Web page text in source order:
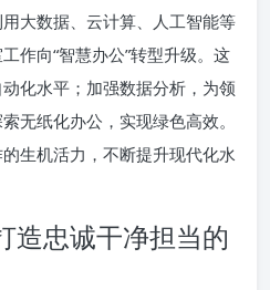
大数据、云计算、人工智能等
作向“智慧办公”转型升级。这
化水平；加强数据分析，为领
无纸化办公，实现绿色高效。
生机活力，不断提升现代化水
造忠诚干净担当的